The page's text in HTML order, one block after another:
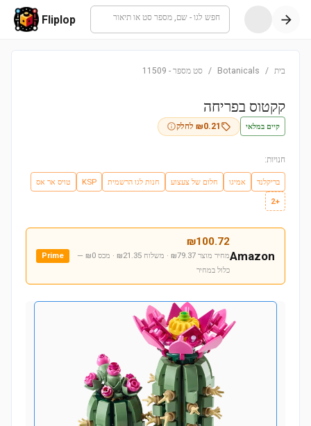
חפש לגו - שם, מספר סט או תיאור Fliplop
בית /
Botanicals
/ סט מספר -
11509
קקטוס בפריחה
קיים במלאי ₪0.21 לחלק
חנויות:
בריקלנד אמיגו חלום של צעצוע חנות לגו הרשמית KSP
טויס אר אס
+2
Amazon
₪100.72
מחיר מוצר ₪79.37 · משלוח ₪21.35 · מכס ₪0
—
כלול במחיר
Prime